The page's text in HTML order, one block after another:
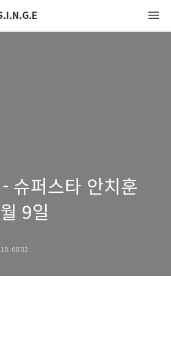
퍼스타 안치훈
9일
00:32